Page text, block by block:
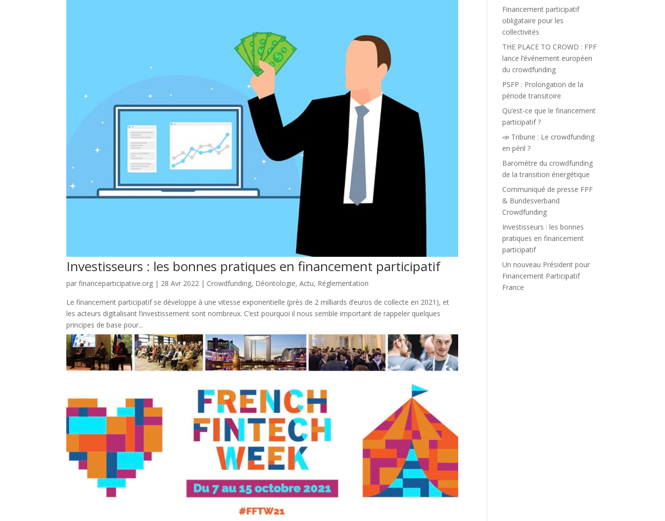
Investisseurs : les bonnes pratiques en financement participatif
parfinanceparticipative.org | 28 Avr 2022 | Crowdfunding, Déontologie,Actu, Réglementation
Le financement participatif se développe à une vitesse exponentielle (près de 2 milliards d’euros de collecte en 2021), et
les acteurs digitalisant l’investissement sont nombreux. C’est pourquoi il nous semble important de rappeler quelques
principes de base pour...
Financement participatif
obligataire pour les
collectivités
THE PLACE TO CROWD : FPF
lance l’événement européen
du crowdfunding
PSFP : Prolongation de la
période transitoire
Qu’est-ce que le financement
participatif ?
📣 Tribune : Le crowdfunding
en péril ?
Baromètre du crowdfunding
de la transition énergétique
Communiqué de presse FPF
& Bundesverband
Crowdfunding
Investisseurs : les bonnes
pratiques en financement
participatif
Un nouveau Président pour
Financement Participatif
France